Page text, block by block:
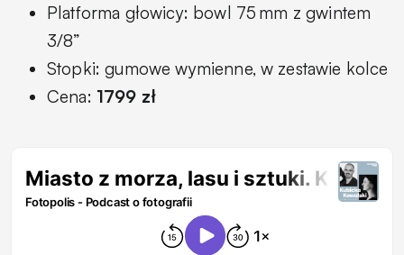
Platforma głowicy: bowl 75 mm z gwintem
3/8”
Stopki: gumowe wymienne, w zestawie kolce
Cena: 1799 zł